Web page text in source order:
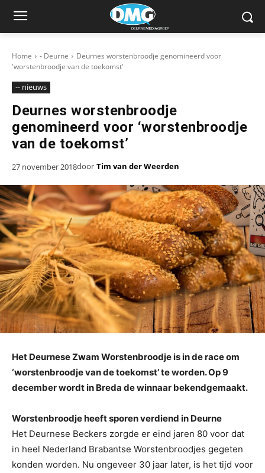
Home - Deurne
Deurnes worstenbroodje genomineerd voor
'worstenbroodje van de toekomst'
-- nieuws
Deurnes worstenbroodje
genomineerd voor ‘worstenbroodje
van de toekomst’
27 november 2018door Tim van der Weerden
Het Deurnese Zwam Worstenbroodje is in de race om
‘worstenbroodje van de toekomst’ te worden. Op 9
december wordt in Breda de winnaar bekendgemaakt.
Worstenbroodje heeft sporen verdiend in Deurne
Het Deurnese Beckers zorgde er eind jaren 80 voor dat
in heel Nederland Brabantse Worstenbroodjes gegeten
konden worden. Nu ongeveer 30 jaar later, is het tijd voor